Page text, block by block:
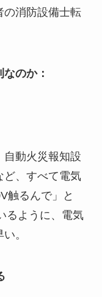
の消防設備士転
のか：
自動火災報知設
ど、すべて電気
触るんで」と
るように、電気
。